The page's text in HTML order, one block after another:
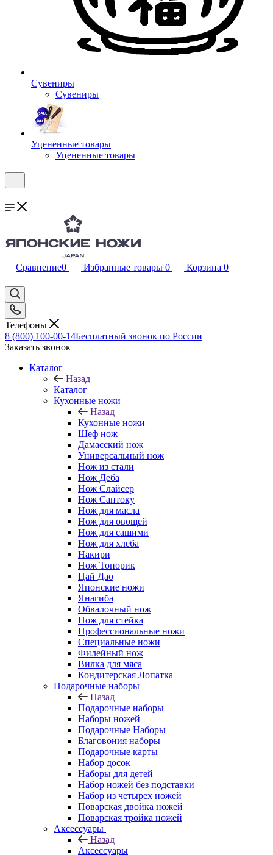
Сувениры
Сувениры
Уцененные товары
Уцененные товары
Сравнение0 Избранные товары 0 Корзина 0
Телефоны
8 (800) 100-00-14Бесплатный звонок по России
Заказать звонок
Каталог
Назад
Каталог
Кухонные ножи
Назад
Кухонные ножи
Шеф нож
Дамасский нож
Универсальный нож
Нож из стали
Нож Деба
Нож Слайсер
Нож Сантоку
Нож для масла
Нож для овощей
Нож для сашими
Нож для хлеба
Накири
Нож Топорик
Цай Дао
Японские ножи
Янагиба
Обвалочный нож
Нож для стейка
Профессиональные ножи
Специальные ножи
Филейный нож
Вилка для мяса
Кондитерская Лопатка
Подарочные наборы
Назад
Подарочные наборы
Наборы ножей
Подарочные Наборы
Благовония наборы
Подарочные карты
Набор досок
Наборы для детей
Набор ножей без подставки
Набор из четырех ножей
Поварская двойка ножей
Поварская тройка ножей
Аксессуары
Назад
Аксессуары